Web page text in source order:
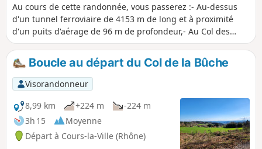
Au cours de cette randonnée, vous passerez :- Au-dessus
d'un tunnel ferroviaire de 4153 m de long et à proximité
d'un puits d'aérage de 96 m de profondeur,- Au Col des
Écharmeaux, qui est un lieu de transit de marchandises
entre les vallées de la Saône et de la Loire, depuis le XIVe
siècle. Napoléon y serait passé au retour de l'Ile d'Elbe.- À la
Roche d'Ajoux (970 m), point culminant de la haute vallée de
l'Azergues.
Boucle au départ du Col de la Bûche
Visorandonneur
8,99 km
+224 m
-224 m
3h 15
Moyenne
Départ à Cours-la-Ville (Rhône)